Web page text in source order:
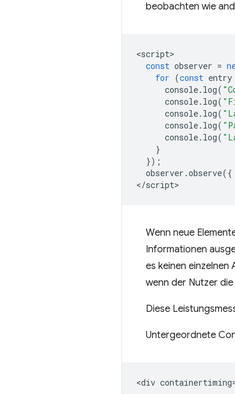
beobachten wie
<script
const observer =
for (const entry
console. log(
console. log(
console. log(
console. log(
console. log(
}
});
observer .observe({
</script
Wenn neue
Informationen
es keinen einzelnen
wenn der Nutzer
Diese
Untergeordnete
<div